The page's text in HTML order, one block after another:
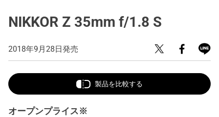
NIKKOR Z 35mm f/1.8 S
2018年9月28日発売
製品を比較する
オープンプライス※